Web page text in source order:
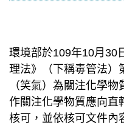
環境部於109年10月30
理法》（下稱毒管法）
（笑氣）為關注化學
作關注化學物質應向直
核可，並依核可文件內